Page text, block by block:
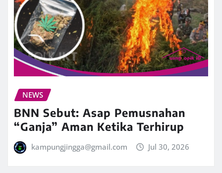
NEWS
BNN Sebut: Asap Pemusnahan
“Ganja” Aman Ketika Terhirup
kampungjingga@gmail.com Jul 30, 2026